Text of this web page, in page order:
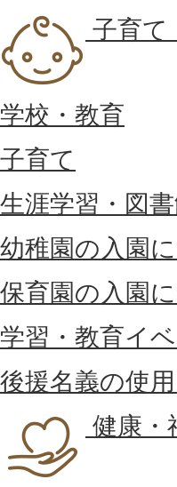
子育て
学校・教育
子育て
生涯学習・図
幼稚園の入園
保育園の入園
学習・教育イ
後援名義の使
健康・